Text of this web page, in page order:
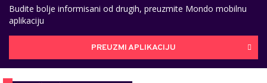
Budite bolje informisani od drugih, preuzmite Mondo mobilnu
aplikaciju
PREUZMI APLIKACIJU